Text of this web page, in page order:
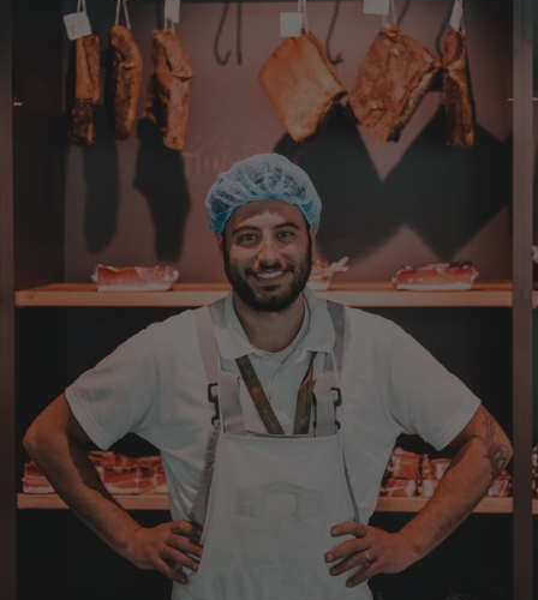
Verifizierter Kunde
Hervorragende Qualität mit Geschmack
4.8.2026
Dorothea
Verifizierter Kunde
Erstklassige Ware Hervorragende Qualität
Sehr gutes Preis Leistungsverhältnis
4.8.2026
Verifizierter Kunde
Sehr gute Ware , schnelle Zusendung. Ich bin
sehr zufrieden. Gern wieder!
4.8.2026
Sebastian
Verifizierter Kunde
... schnelle Lieferung, super Service und die